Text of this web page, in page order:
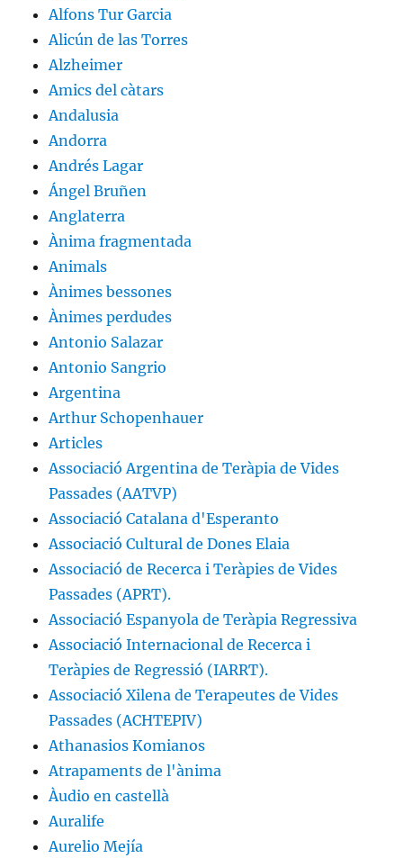
Alfons Tur Garcia
Alicún de las Torres
Alzheimer
Amics del càtars
Andalusia
Andorra
Andrés Lagar
Ángel Bruñen
Anglaterra
Ànima fragmentada
Animals
Ànimes bessones
Ànimes perdudes
Antonio Salazar
Antonio Sangrio
Argentina
Arthur Schopenhauer
Articles
Associació Argentina de Teràpia de Vides
Passades (AATVP)
Associació Catalana d'Esperanto
Associació Cultural de Dones Elaia
Associació de Recerca i Teràpies de Vides
Passades (APRT).
Associació Espanyola de Teràpia Regressiva
Associació Internacional de Recerca i
Teràpies de Regressió (IARRT).
Associació Xilena de Terapeutes de Vides
Passades (ACHTEPIV)
Athanasios Komianos
Atrapaments de l'ànima
Àudio en castellà
Auralife
Aurelio Mejía